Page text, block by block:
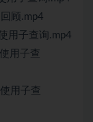
顾.mp4
用子查询.mp4
用子查
用子查